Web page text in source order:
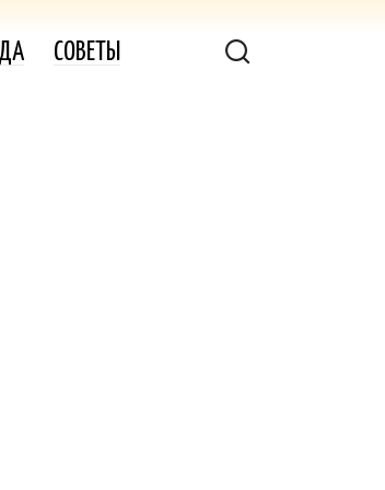
СОВЕТЫ